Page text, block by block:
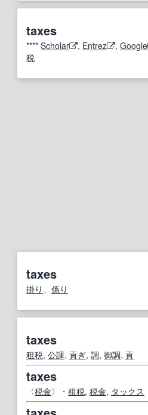
taxes
**** Scholar , Entrez , Google
税
taxes
掛り 、 係り
taxes
租税, 公課, 貢ぎ, 調, 御調, 貢
taxes
〈税金〉・ 租税, 税金, タックス